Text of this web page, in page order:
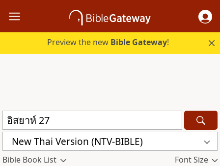
Preview the new Bible Gateway!
New Thai Version (NTV-BIBLE)
Bible Book List Font Size